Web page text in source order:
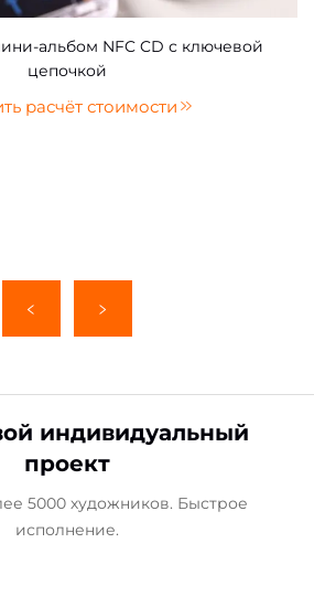
альбом NFC CD с ключевой
цепочкой
расчёт стоимости
индивидуальный
проект
5000 художников. Быстрое
исполнение.